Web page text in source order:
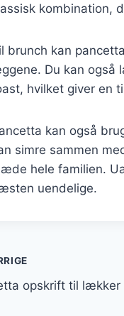
kombination,
brunch kan
Du kan også
hvilket giver en
kan også
simre sammen
hele familien.
uendelige.
opskrift til lækker